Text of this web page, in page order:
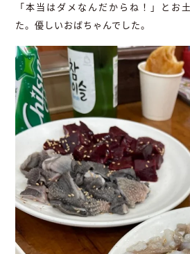
「本当はダメなんだからね！」とお
た。優しいおばちゃんでした。